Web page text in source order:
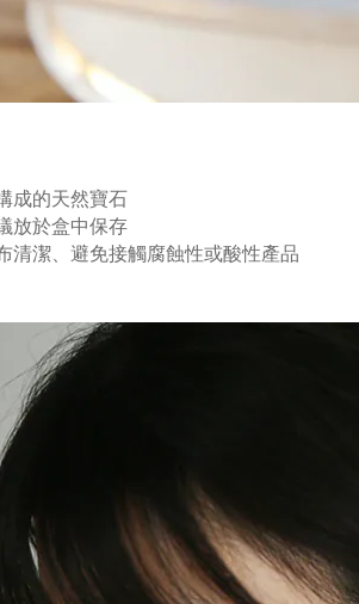
成的天然寶石
放於盒中保存
清潔、避免接觸腐蝕性或酸性產品